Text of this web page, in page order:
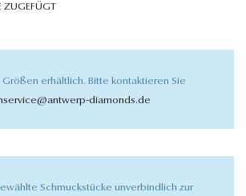
ZUGEFÜGT
erhältlich. Bitte kontaktieren Sie
diamonds.de
Schmuckstücke unverbindlich zur